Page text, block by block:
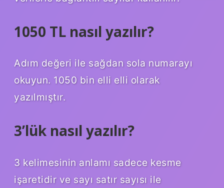
1050 TL nasıl yazılır?
Adım değeri ile sağdan sola numarayı
okuyun. 1050 bin elli elli olarak
yazılmıştır.
3’lük nasıl yazılır?
3 kelimesinin anlamı sadece kesme
işaretidir ve sayı satır sayısı ile